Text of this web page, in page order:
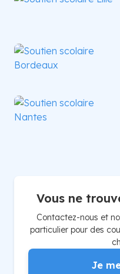
Vous ne
Contactez-nous et
particulier pour des
Je